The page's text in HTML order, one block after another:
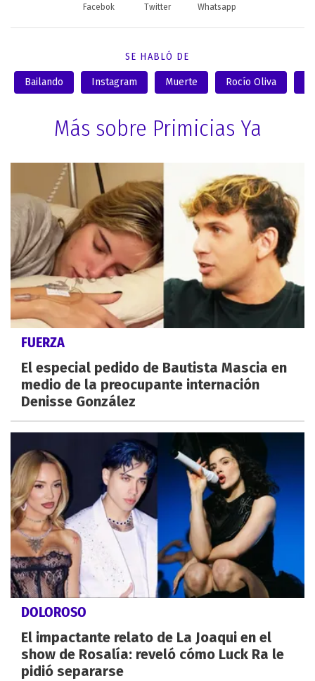
Facebok Twitter Whatsapp
SE HABLÓ DE
Bailando Instagram Muerte Rocío Oliva
Más sobre Primicias Ya
FUERZA
El especial pedido de Bautista Mascia en
medio de la preocupante internación
Denisse González
DOLOROSO
El impactante relato de La Joaqui en el
show de Rosalía: reveló cómo Luck Ra le
pidió separarse